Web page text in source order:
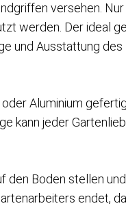
versehen. Nur
werden. Der ideal
und Ausstattung des
Aluminium
kann jeder
den Boden stellen
endet,